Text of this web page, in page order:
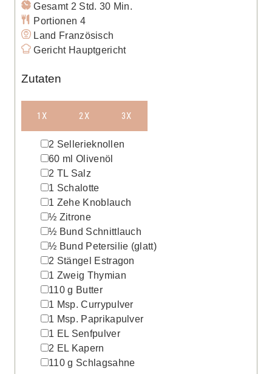
Gesamt 2Stunden
Std. 30Minuten
Min.
Portionen 4
Land Französisch
Gericht Hauptgericht
Zutaten
1X 2X 3X
▢
2 Sellerieknollen
▢
60 ml Olivenöl
▢
2 TL Salz
▢1 Schalotte
▢1 Zehe Knoblauch
▢
½ Zitrone
▢
½ Bund Schnittlauch
▢
½ Bund Petersilie (glatt)
▢
2 Stängel
Estragon
▢1 Zweig Thymian
▢
110 g Butter
▢1 Msp.Currypulver
▢1 Msp. Paprikapulver
▢1 EL Senfpulver
▢
2 EL Kapern
▢
110 g Schlagsahne